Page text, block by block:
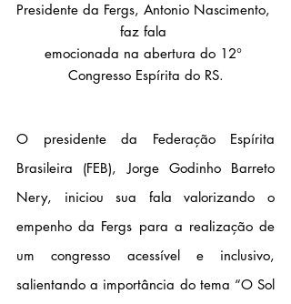
Presidente da Fergs, Antonio Nascimento,
faz fala
emocionada na abertura do 12°
Congresso Espírita do RS.
O presidente da Federação Espírita
Brasileira (FEB), Jorge Godinho Barreto
Nery, iniciou sua fala valorizando o
empenho da Fergs para a realização de
um congresso acessível e inclusivo,
salientando a importância do tema “O Sol